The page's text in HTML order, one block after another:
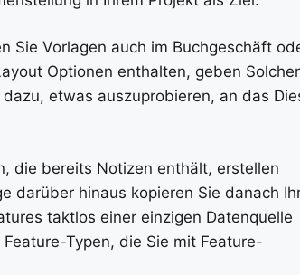
Sie Vorlagen auch im Buchgeschäft
Optionen enthalten, geben
etwas auszuprobieren, an das
die bereits Notizen enthält, erstellen
darüber hinaus kopieren Sie danach
taktlos einer einzigen Datenquelle
Typen, die Sie mit Feature-